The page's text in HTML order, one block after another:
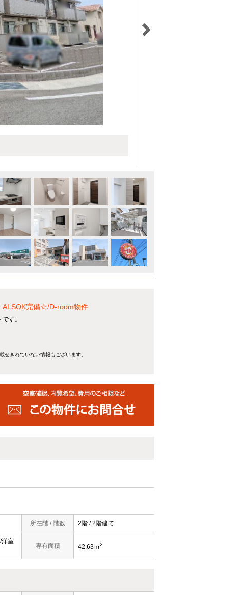
ALSOK完備☆/D-room物件
す。
きれていない情報もございます。
所在階 / 階数 2階 / 2階建て
洋室
専有面積 42.63ｍ2